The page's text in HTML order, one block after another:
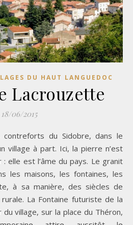
DU HAUT LANGUEDOC
Lacrouzette
18/06/2015
village à part. Ici, la pierre n’est
elle est l’âme du pays. Le granit
les maisons, les fontaines, les
à sa manière, des siècles de
La Fontaine futuriste de la
village, sur la place du Théron,